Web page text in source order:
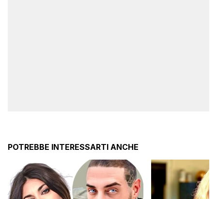
POTREBBE INTERESSARTI ANCHE